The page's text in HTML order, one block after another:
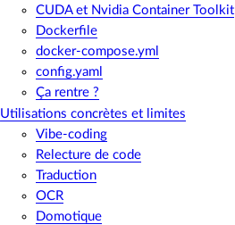
CUDA et Nvidia Container Toolkit
Dockerfile
docker-compose.yml
config.yaml
Ça rentre ?
Utilisations concrètes et limites
Vibe-coding
Relecture de code
Traduction
OCR
Domotique